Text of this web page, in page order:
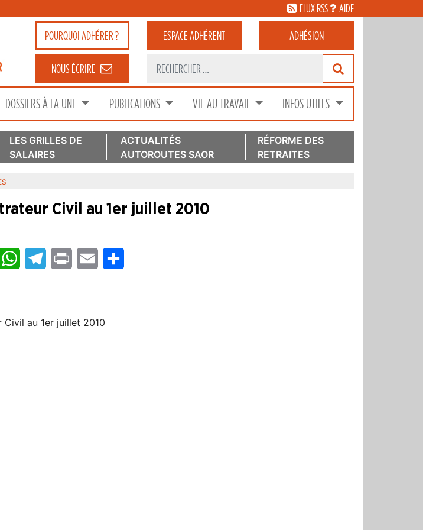
FLUX RSS AIDE
POURQUOIADHÉRER ? ESPACEADHÉRENT ADHÉSION
NOUS ÉCRIRE
DOSSIERS À LA UNE PUBLICATIONS VIE AU TRAVAIL INFOS UTILES
LES GRILLES DE
SALAIRES
ACTUALITÉS
AUTOROUTES SAOR
RÉFORME DES
RETRAITES
Civil au 1er juillet 2010
FacebookWhatsAppTelegram
Print Email
Civil au 1er juillet 2010